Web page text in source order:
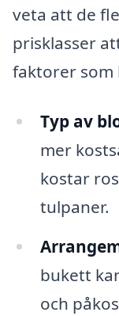
veta att de
prisklasser
faktorer som
Typ av
mer
kostar
tulpaner.
bukett
och